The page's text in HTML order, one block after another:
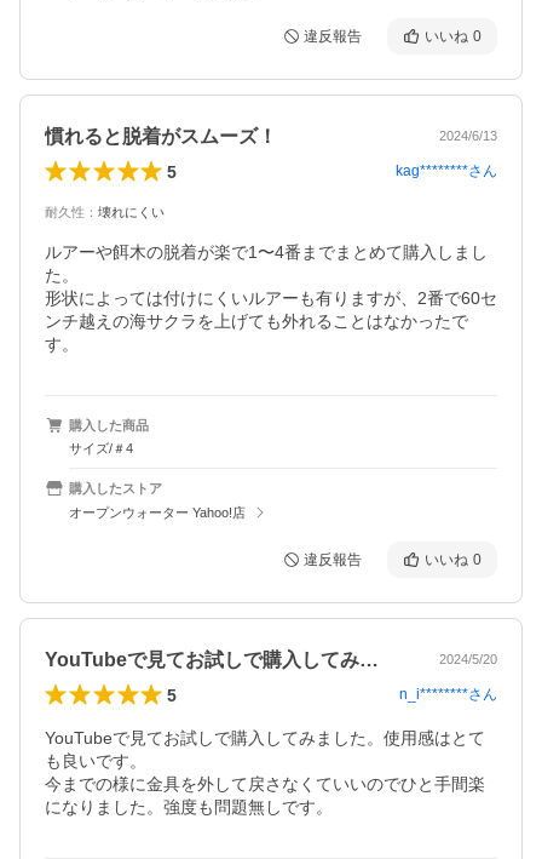
違反報告 いいね 0
慣れると脱着がスムーズ！ 2024/6/13
5 kag********さん
耐久性 ： 壊れにくい
ルアーや餌木の脱着が楽で1〜4番までまとめて購入しまし
た。
形状によっては付けにくいルアーも有りますが、2番で60セ
ンチ越えの海サクラを上げても外れることはなかったで
す。
購入した商品
サイズ/＃4
購入したストア
オープンウォーター Yahoo!店
違反報告 いいね 0
YouTubeで見てお試しで購入してみ… 2024/5/20
5 n_i********さん
YouTubeで見てお試しで購入してみました。使用感はとて
も良いです。
今までの様に金具を外して戻さなくていいのでひと手間楽
になりました。強度も問題無しです。